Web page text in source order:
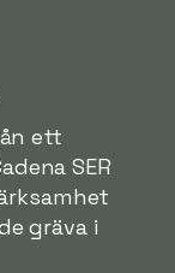
ett
SER
gräva i